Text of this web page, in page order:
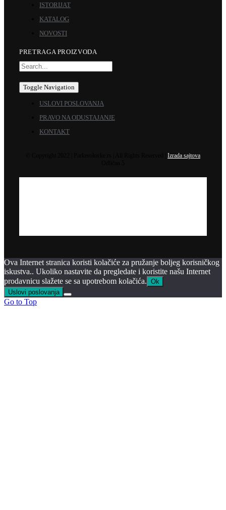
ISTORIJAT
KATALOG
NOVOSTI
PRETRAGA PROIZVODA
Toggle Navigation
USLOVI POSLOVANJA
PRAVO NA ODUSTAJANJE
KONTAKT
Izrada sajtova
Ova Internet stranica koristi kolačiće za pružanje boljeg korisničkog
iskustva.. Ukoliko nastavite da pregledate i koristite našu Internet
prodavnicu slažete se sa upotrebom kolačića. Ok
Uslovi poslovanja
Go to Top